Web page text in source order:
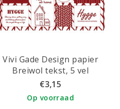
Vivi Gade Design papier
Breiwol tekst, 5 vel
€3,15
Op voorraad